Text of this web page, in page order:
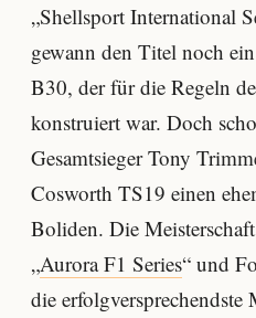
„Shellsport International
gewann den Titel noch
B30, der für die Regeln
konstruiert war. Doch
Gesamtsieger Tony
Cosworth TS19 einen
Boliden. Die
„Aurora F1 Series“ und
die